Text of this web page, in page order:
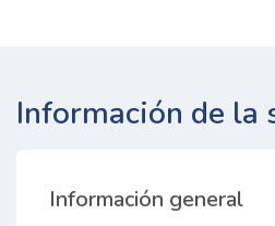
Información de la
Información general